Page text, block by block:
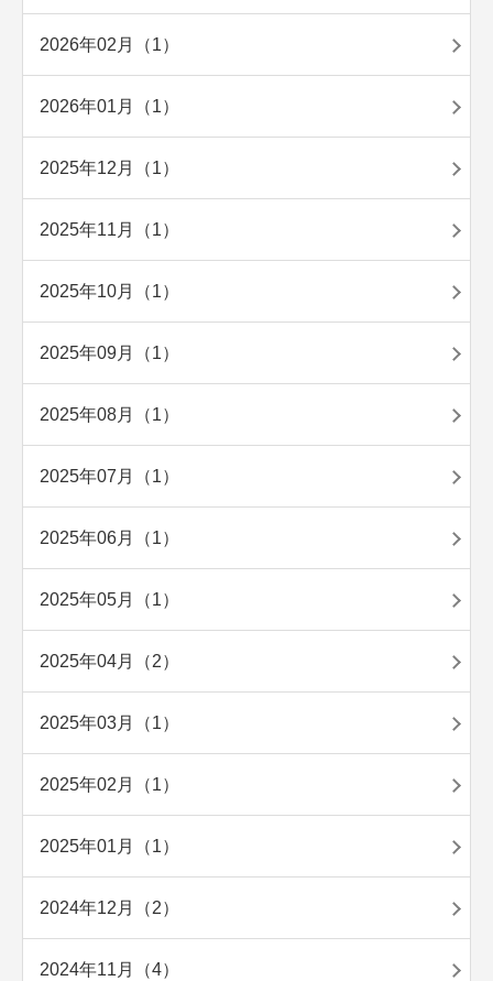
2026年02月（1）
2026年01月（1）
2025年12月（1）
2025年11月（1）
2025年10月（1）
2025年09月（1）
2025年08月（1）
2025年07月（1）
2025年06月（1）
2025年05月（1）
2025年04月（2）
2025年03月（1）
2025年02月（1）
2025年01月（1）
2024年12月（2）
2024年11月（4）